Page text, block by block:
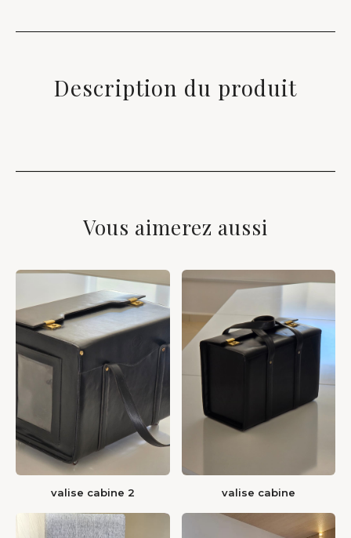
Description du produit
Vous aimerez aussi
valise cabine 2 valise cabine